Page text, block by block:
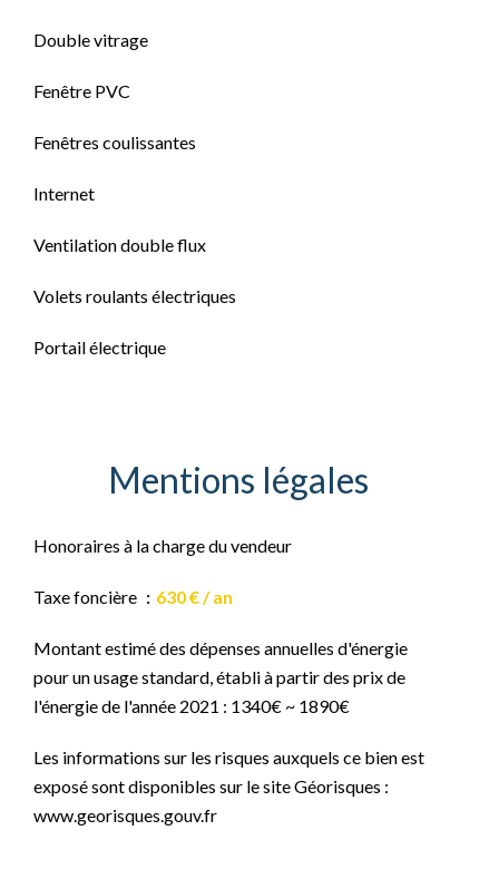
Double vitrage
Fenêtre PVC
Fenêtres coulissantes
Internet
Ventilation double flux
Volets roulants électriques
Portail électrique
Mentions légales
Honoraires à la charge du vendeur
Taxe foncière 630 € / an
Montant estimé des dépenses annuelles d'énergie
pour un usage standard, établi à partir des prix de
l'énergie de l'année 2021 : 1340€ ~ 1890€
Les informations sur les risques auxquels ce bien est
exposé sont disponibles sur le site Géorisques :
www.georisques.gouv.fr